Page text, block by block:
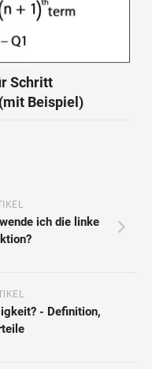
Schritt
Beispiel)
ich die linke
- Definition,